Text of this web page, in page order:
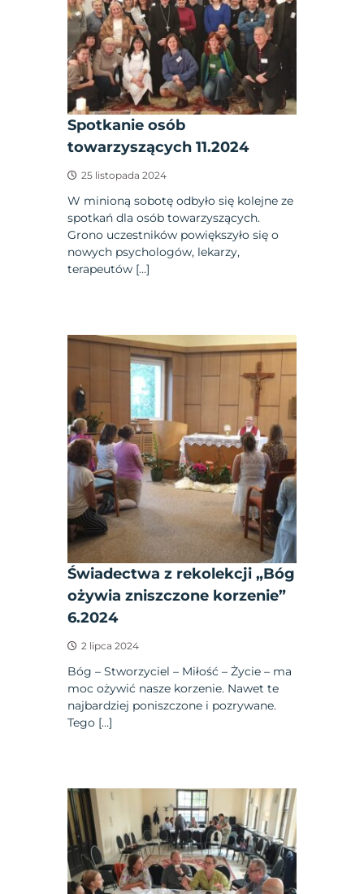
Spotkanie osób
towarzyszących 11.2024
25 listopada 2024
W minioną sobotę odbyło się kolejne ze
spotkań dla osób towarzyszących.
Grono uczestników powiększyło się o
nowych psychologów, lekarzy,
terapeutów […]
Świadectwa z rekolekcji „Bóg
ożywia zniszczone korzenie”
6.2024
2 lipca 2024
Bóg – Stworzyciel – Miłość – Życie – ma
moc ożywić nasze korzenie. Nawet te
najbardziej poniszczone i pozrywane.
Tego […]